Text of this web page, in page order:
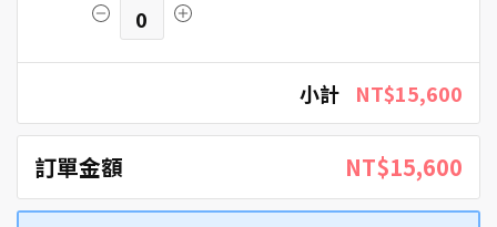
0
小計 NT$15,600
訂單金額 NT$15,600